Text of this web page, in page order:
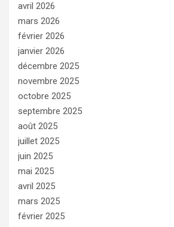
avril 2026
mars 2026
février 2026
janvier 2026
décembre 2025
novembre 2025
octobre 2025
septembre 2025
août 2025
juillet 2025
juin 2025
mai 2025
avril 2025
mars 2025
février 2025